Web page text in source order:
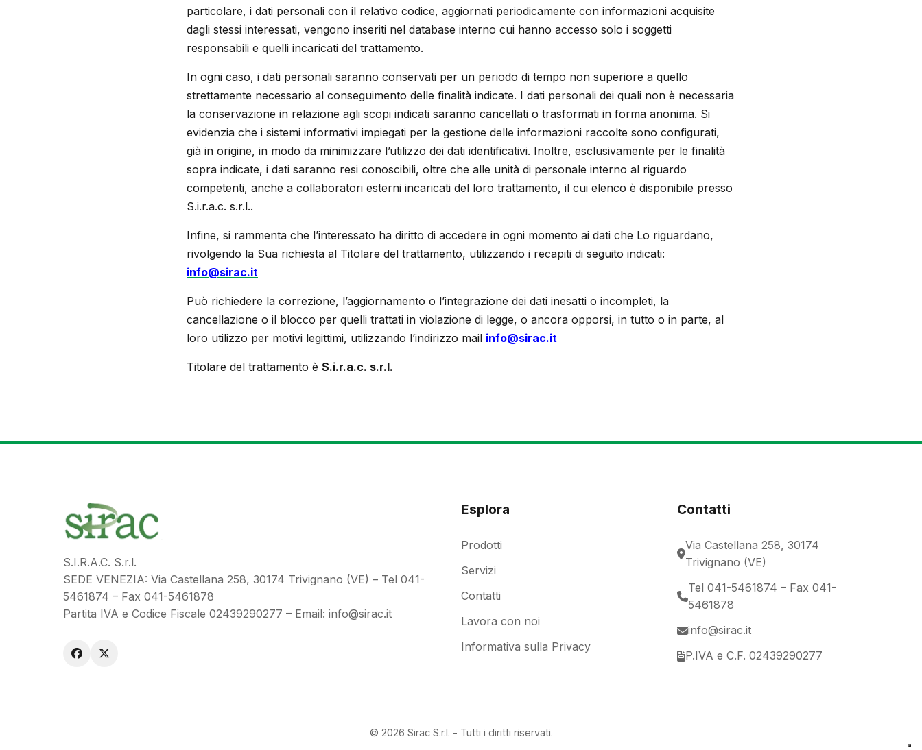
particolare, i dati personali con il relativo codice, aggiornati periodicamente con informazioni acquisite
dagli stessi interessati, vengono inseriti nel database interno cui hanno accesso solo i soggetti
responsabili e quelli incaricati del trattamento.
In ogni caso, i dati personali saranno conservati per un periodo di tempo non superiore a quello
strettamente necessario al conseguimento delle finalità indicate. I dati personali dei quali non è necessaria
la conservazione in relazione agli scopi indicati saranno cancellati o trasformati in forma anonima. Si
evidenzia che i sistemi informativi impiegati per la gestione delle informazioni raccolte sono configurati,
già in origine, in modo da minimizzare l’utilizzo dei dati identificativi. Inoltre, esclusivamente per le finalità
sopra indicate, i dati saranno resi conoscibili, oltre che alle unità di personale interno al riguardo
competenti, anche a collaboratori esterni incaricati del loro trattamento, il cui elenco è disponibile presso
S.i.r.a.c. s.r.l..
Infine, si rammenta che l’interessato ha diritto di accedere in ogni momento ai dati che Lo riguardano,
rivolgendo la Sua richiesta al Titolare del trattamento, utilizzando i recapiti di seguito indicati:
info@sirac.it
Può richiedere la correzione, l’aggiornamento o l’integrazione dei dati inesatti o incompleti, la
cancellazione o il blocco per quelli trattati in violazione di legge, o ancora opporsi, in tutto o in parte, al
loro utilizzo per motivi legittimi, utilizzando l’indirizzo mail info@sirac.it
Titolare del trattamento è S.i.r.a.c. s.r.l.
S.I.R.A.C. S.r.l.
SEDE VENEZIA: Via Castellana 258, 30174 Trivignano (VE) – Tel 041-
5461874 – Fax 041-5461878
Partita IVA e Codice Fiscale 02439290277 – Email: info@sirac.it
Esplora
Prodotti
Servizi
Contatti
Lavora con noi
Informativa sulla Privacy
Contatti
Via Castellana 258, 30174
Trivignano (VE)
Tel 041-5461874 – Fax 041-
5461878
info@sirac.it
P.IVA e C.F. 02439290277
© 2026 Sirac S.r.l. - Tutti i diritti riservati.